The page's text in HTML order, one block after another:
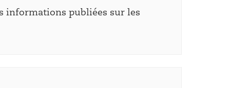
informations publiées sur les